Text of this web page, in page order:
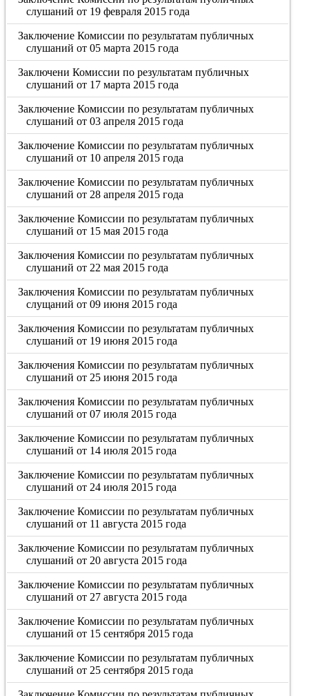
слушаний от 19 февраля 2015 года
Заключение Комиссии по результатам публичных
слушаний от 05 марта 2015 года
Заключени Комиссии по результатам публичных
слушаний от 17 марта 2015 года
Заключение Комиссии по результатам публичных
слушаний от 03 апреля 2015 года
Заключение Комиссии по результатам публичных
слушаний от 10 апреля 2015 года
Заключение Комиссии по результатам публичных
слушаний от 28 апреля 2015 года
Заключение Комиссии по результатам публичных
слушаний от 15 мая 2015 года
Заключения Комиссии по результатам публичных
слушаний от 22 мая 2015 года
Заключения Комиссии по результатам публичных
слущаний от 09 июня 2015 года
Заключения Комиссии по результатам публичных
слушаний от 19 июня 2015 года
Заключения Комиссии по результатам публичных
слушаний от 25 июня 2015 года
Заключения Комиссии по результатам публичных
слушаний от 07 июля 2015 года
Заключение Комиссии по результатам публичных
слушаний от 14 июля 2015 года
Заключение Комиссии по результатам публичных
слушаний от 24 июля 2015 года
Заключение Комиссии по результатам публичных
слушаний от 11 августа 2015 года
Заключение Комиссии по результатам публичных
слушаний от 20 августа 2015 года
Заключение Комиссии по результатам публичных
слушаний от 27 августа 2015 года
Заключение Комиссии по результатам публичных
слушаний от 15 сентября 2015 года
Заключение Комиссии по результатам публичных
слушаний от 25 сентября 2015 года